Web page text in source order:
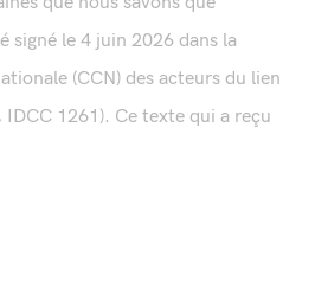
signé le 4 juin 2026 dans la
(CCN) des acteurs du lien
1261). Ce texte qui a reçu